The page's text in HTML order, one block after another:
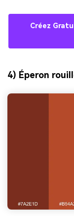
Créez
4) Éperon